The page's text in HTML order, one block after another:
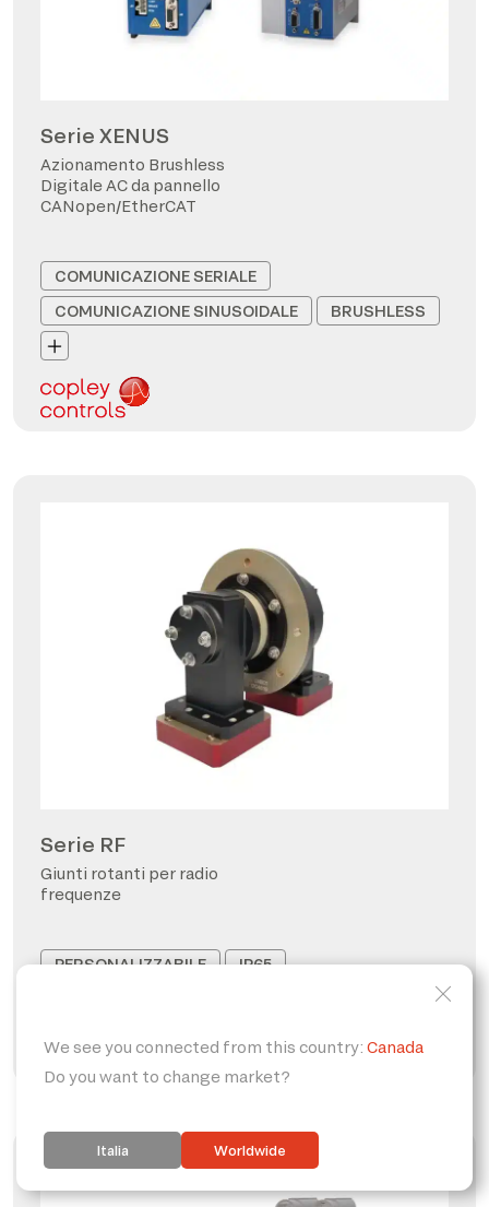
Serie XENUS
Azionamento Brushless
Digitale AC da pannello
CANopen/EtherCAT
COMUNICAZIONE SERIALE
COMUNICAZIONE SINUSOIDALE
BRUSHLESS
Serie RF
Giunti rotanti per radio
frequenze
PERSONALIZZABILE
IP65